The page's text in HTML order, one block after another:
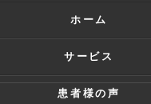
ホーム
サービス
患者様の声